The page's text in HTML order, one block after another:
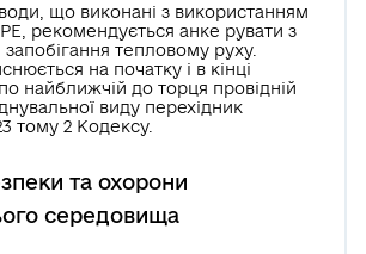
що виконані з використанням
рекомендується анке­ рувати з
запобігання тепловому руху.
на початку і в кінці
найближчій до торця провідній
виду перехідник
тому 2 Кодексу.
та охорони
середовища